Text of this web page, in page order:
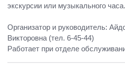
экскурсии или музыкального часа.
Организатор и руководитель:
Викторовна (тел. 6-45-44)
Работает при отделе